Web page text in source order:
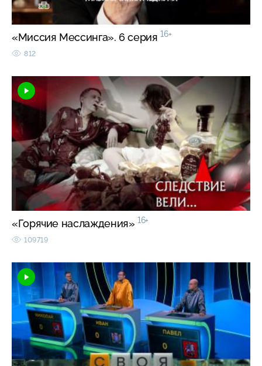
«Миссия Мессинга». 6 серия 16+
812
«Горячие наслаждения» 16+
109719